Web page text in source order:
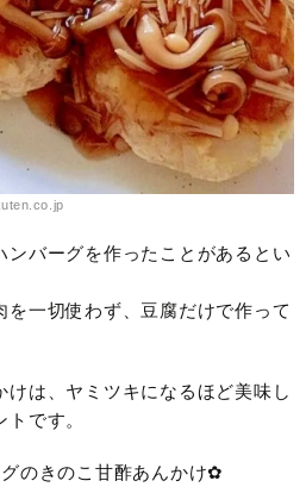
ンバーグを作ったことがあるとい
を一切使わず、豆腐だけで作って
けは、ヤミツキになるほど美味し
です。
のきのこ甘酢あんかけ✿